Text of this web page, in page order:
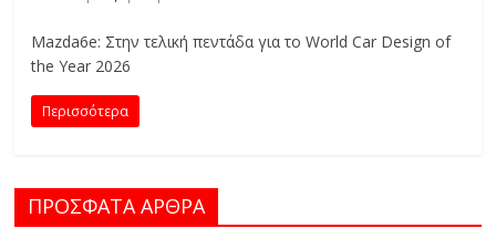
L
Mazda6e: Στην τελική πεντάδα για το World Car Design of
the Year 2026
Περισσότερα
ΠΡΟΣΦΑΤΑ ΑΡΘΡΑ